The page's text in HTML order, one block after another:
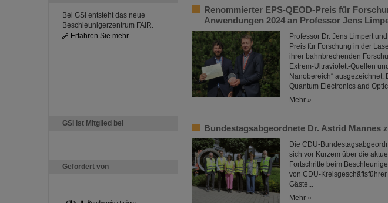
Bei GSI entsteht das neue
Beschleunigerzentrum FAIR.
Erfahren Sie mehr.
GSI ist Mitglied bei
Gefördert von
Renommierter EPS-QEOD-Preis für
Anwendungen 2024 an Professor Jens
Professor Dr. Jens Limpert
Preis für Forschung in der
ihrer bahnbrechenden
Extrem-Ultraviolett-Quellen
Nanobereich“
Quantum Electronics and
Mehr »
Bundestagsabgeordnete Dr. Astrid Mannes
Die CDU-
sich vor Kurzem über die
Fortschritte beim
von CDU-
Gäste...
Mehr »